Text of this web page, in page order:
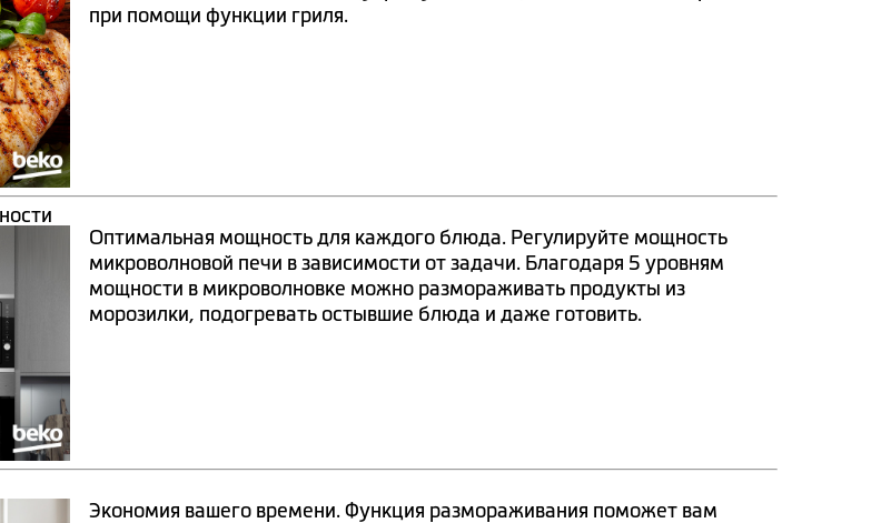
при помощи функции гриля.
Оптимальная мощность для каждого блюда. Регулируйте мощность
микроволновой печи в зависимости от задачи. Благодаря 5 уровням
мощности в микроволновке можно размораживать продукты из
морозилки, подогревать остывшие блюда и даже готовить.
Экономия вашего времени. Функция размораживания поможет вам